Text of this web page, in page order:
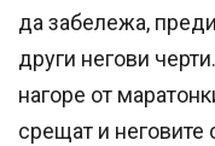
да забележа,
други негови
нагоре от
срещат и неговите